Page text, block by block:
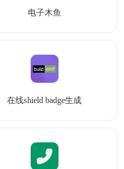
电子木鱼
在线shield badge生成